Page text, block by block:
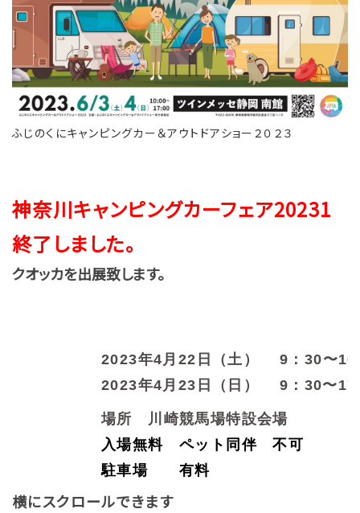
ふじのくにキャンピングカー＆アウトドアショー２０２３
神奈川キャンピングカーフェア20231
終了しました。
クオッカを出展致します。
2023年4月22日（土） 9：30〜16
2023年4月23日（日） 9：30〜17
場所 川崎競馬場特設会場
入場無料 ペット同伴 不可
駐車場 有料
横にスクロールできます